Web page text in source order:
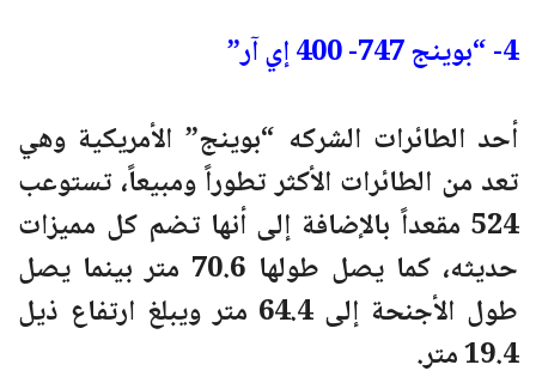
4- “بوينج 747- 400 إي آر”
أحد الطائرات الشركه “بوينج” الأمريكية وهي
تعد من الطائرات الأكثر تطوراً ومبيعاً، تستوعب
524 مقعداً بالإضافة إلى أنها تضم كل مميزات
حديثه، كما يصل طولها 70.6 متر بينما يصل
طول الأجنحة إلى 64.4 متر ويبلغ ارتفاع ذيل
19.4 متر.